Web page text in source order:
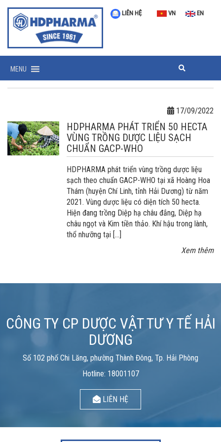
LIÊN HỆ VN EN
MENU
17/09/2022
HDPHARMA PHÁT TRIỂN 50 HECTA
VÙNG TRỒNG DƯỢC LIỆU SẠCH
CHUẨN GACP-WHO
HDPHARMA phát triển vùng trồng dược liệu
sạch theo chuẩn GACP-WHO tại xã Hoàng Hoa
Thám (huyện Chí Linh, tỉnh Hải Dương) từ năm
2021. Vùng dược liệu có diện tích 50 hecta.
Hiện đang trồng Diệp hạ châu đắng, Diệp hạ
châu ngọt và Kim tiền thảo. Khí hậu trong lành,
thổ nhưỡng tại […]
Xem thêm
CÔNG TY CP DƯỢC VẬT TƯ Y TẾ HẢI
DƯƠNG
Số 102 phố Chi Lăng, phường Thành Đông, Tp. Hải Phòng
Hotline: 18001107
LIÊN HỆ